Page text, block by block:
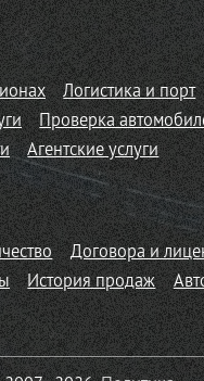
Логистика и порт
Проверка
Агентские услуги
Договора и
История продаж